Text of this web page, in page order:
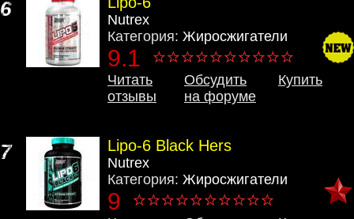
6
Nutrex
Категория: Жиросжигатели
9.1
Читать
отзывы
Обсудить
на форуме
Купить
7 Lipo-6 Black Hers
Nutrex
Категория: Жиросжигатели
9